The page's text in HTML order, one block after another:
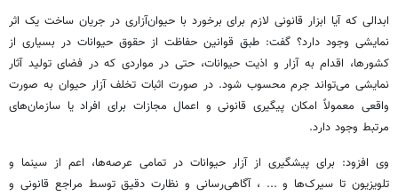
ابدالی که آیا ابزار قانونی لازم برای برخورد با حیوان‌آزاری در جریان ساخت یک اثر
نمایشی وجود دارد؟ گفت: طبق قوانین حفاظت از حقوق حیوانات در بسیاری از
کشورها، اقدام به آزار و اذیت حیوانات، حتی در مواردی که در فضای تولید آثار
نمایشی می‌تواند جرم محسوب شود. در صورت اثبات تخلف آزار حیوان به صورت
واقعی معمولاً امکان پیگیری قانونی و اعمال مجازات برای افراد یا سازمان‌های
مرتبط وجود دارد.
وی افزود: برای پیشگیری از آزار حیوانات در تمامی عرصه‌ها، اعم از سینما و
تلویزیون تا سیرک‌ها و ... ، آگاهی‌رسانی و نظارت دقیق توسط مراجع قانونی و